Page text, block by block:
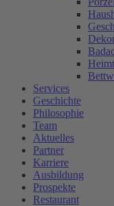
Services
Geschichte
Philosophie
Team
Aktuelles
Partner
Karriere
Ausbildung
Prospekte
Restaurant